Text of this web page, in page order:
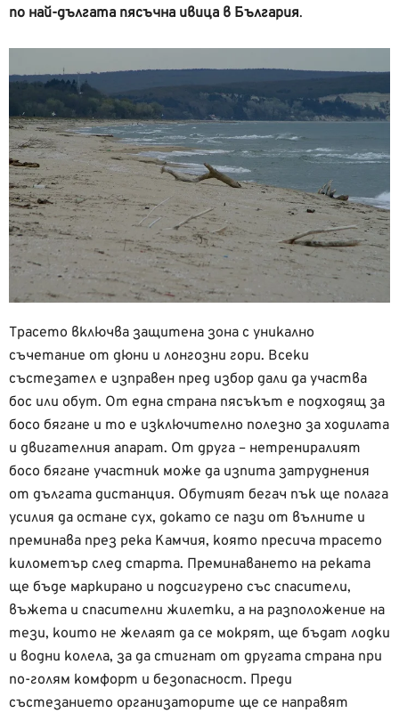
по най-дългата пясъчна ивица в България.
Трасето включва защитена зона с уникално
съчетание от дюни и лонгозни гори. Всеки
състезател е изправен пред избор дали да участва
бос или обут. От една страна пясъкът е подходящ за
босо бягане и то е изключително полезно за ходилата
и двигателния апарат. От друга – нетрениралият
босо бягане участник може да изпита затруднения
от дългата дистанция. Обутият бегач пък ще полага
усилия да остане сух, докато се пази от вълните и
преминава през река Камчия, която пресича трасето
километър след старта. Преминаването на реката
ще бъде маркирано и подсигурено със спасители,
въжета и спасителни жилетки, а на разположение на
тези, които не желаят да се мокрят, ще бъдат лодки
и водни колела, за да стигнат от другата страна при
по-голям комфорт и безопасност. Преди
състезанието организаторите ще се направят